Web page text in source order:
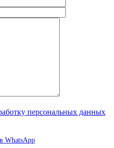
персональных данных
WhatsApp